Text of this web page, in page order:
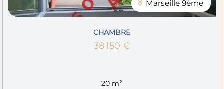
Marseille 9ème
CHAMBRE
38 150 €
20 m²